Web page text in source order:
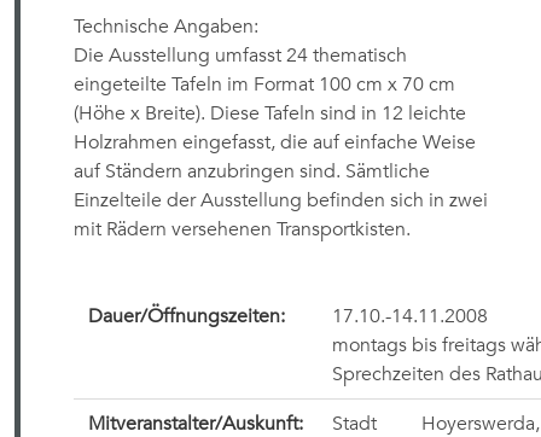
Technische Angaben:
Die Ausstellung umfasst 24 thematisch
eingeteilte Tafeln im Format 100 cm x 70 cm
(Höhe x Breite). Diese Tafeln sind in 12 leichte
Holzrahmen eingefasst, die auf einfache Weise
auf Ständern anzubringen sind. Sämtliche
Einzelteile der Ausstellung befinden sich in zwei
mit Rädern versehenen Transportkisten.
Dauer/Öffnungszeiten:
17.10.-14.11.2008
montags bis freitags
Sprechzeiten des
Mitveranstalter/Auskunft:
Stadt